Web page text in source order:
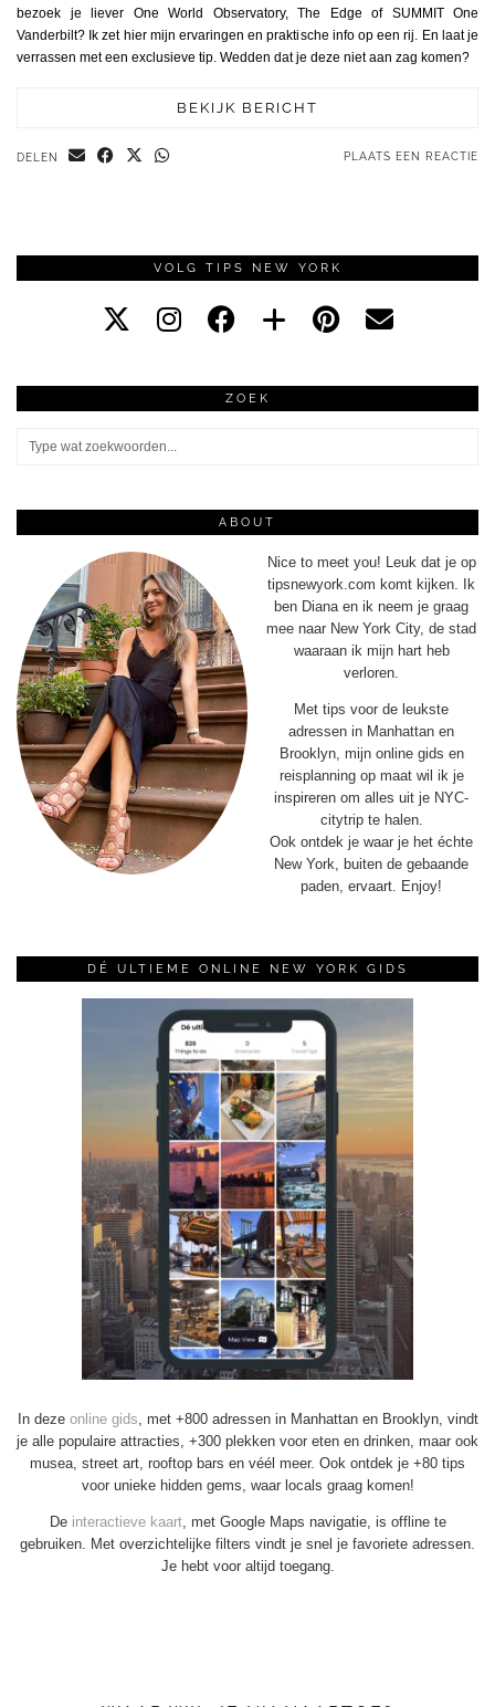
bezoek je liever One World Observatory, The Edge of SUMMIT One
Vanderbilt? Ik zet hier mijn ervaringen en praktische info op een rij. En laat je
verrassen met een exclusieve tip. Wedden dat je deze niet aan zag komen?
BEKIJK BERICHT
DELEN PLAATS EEN REACTIE
VOLG TIPS NEW YORK
ZOEK
ABOUT
Nice to meet you! Leuk dat je op
tipsnewyork.com komt kijken. Ik
ben Diana en ik neem je graag
mee naar New York City, de stad
waaraan ik mijn hart heb
verloren.
Met tips voor de leukste
adressen in Manhattan en
Brooklyn, mijn online gids en
reisplanning op maat wil ik je
inspireren om alles uit je NYC-
citytrip te halen.
Ook ontdek je waar je het échte
New York, buiten de gebaande
paden, ervaart. Enjoy!
DÉ ULTIEME ONLINE NEW YORK GIDS
In deze online gids, met +800 adressen in Manhattan en Brooklyn, vindt
je alle populaire attracties, +300 plekken voor eten en drinken, maar ook
musea, street art, rooftop bars en véél meer. Ook ontdek je +80 tips
voor unieke hidden gems, waar locals graag komen!
De interactieve kaart, met Google Maps navigatie, is offline te
gebruiken. Met overzichtelijke filters vindt je snel je favoriete adressen.
Je hebt voor altijd toegang.